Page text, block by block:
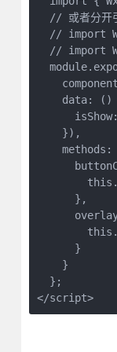
// 或者分开
// import
// import
data: ()
    }),
methods:
      },
      }
    }
  };
</script>